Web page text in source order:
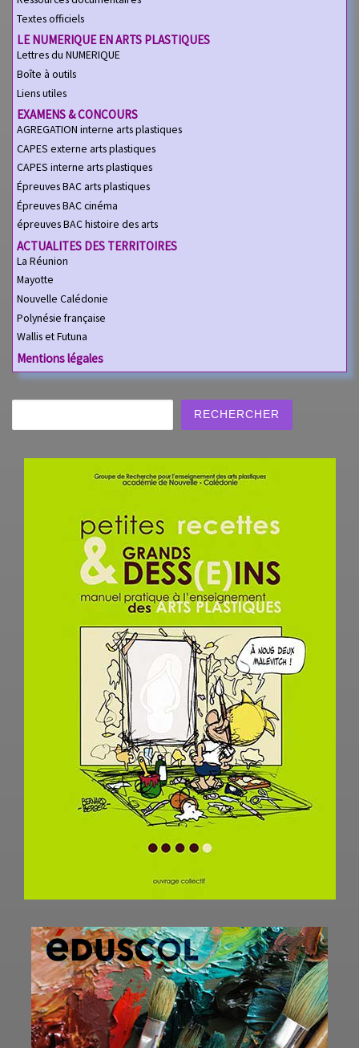
Textes officiels
LE NUMERIQUE EN ARTS PLASTIQUES
Lettres du NUMERIQUE
Boîte à outils
Liens utiles
EXAMENS & CONCOURS
AGREGATION interne arts plastiques
CAPES externe arts plastiques
CAPES interne arts plastiques
Épreuves BAC arts plastiques
Épreuves BAC cinéma
épreuves BAC histoire des arts
ACTUALITES DES TERRITOIRES
La Réunion
Mayotte
Nouvelle Calédonie
Polynésie française
Wallis et Futuna
Mentions légales
RECHERCHER